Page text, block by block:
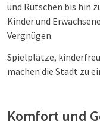
und Rutschen bis hin
Kinder und
Vergnügen.
Spielplätze,
machen die Stadt zu
Komfort und